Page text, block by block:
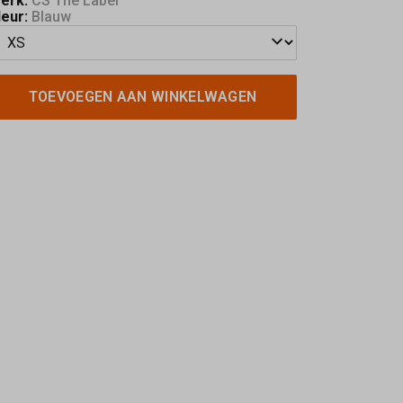
Blauw
TOEVOEGEN AAN WINKELWAGEN